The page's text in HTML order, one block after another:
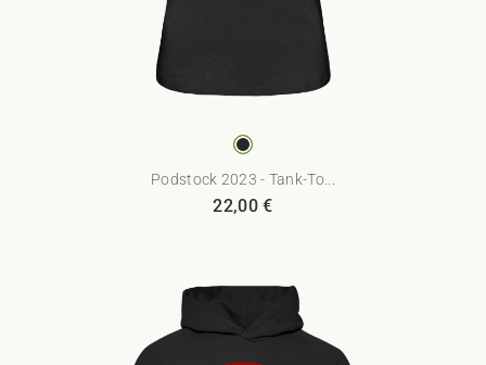
Podstock 2023 - Tank-To...
22,00€